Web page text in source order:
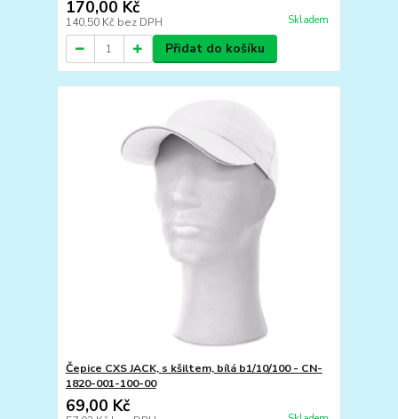
170,00 Kč
140,50 Kč bez DPH Skladem
Přidat do košíku
Čepice CXS JACK, s kšiltem, bílá b1/10/100 - CN-
1820-001-100-00
69,00 Kč